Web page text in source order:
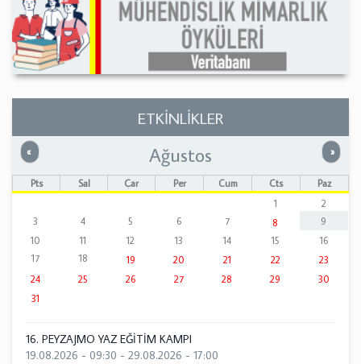
ETKİNLİKLER
« Önceki »
Ağustos
Pts Sal Çar Per Cum Cts
Paz
1
2
3
4 5 6 7 8
9
10
11 12 13 14 15
16
17
18 19 20 21 22
23
24
25 26 27 28 29
30
31
16. PEYZAJMO YAZ EĞİTİM KAMPI
19.08.2026 - 09:30 - 29.08.2026 - 17:00